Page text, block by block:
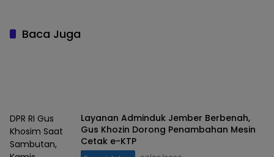
Baca Juga
DPR RI Gus
Khosim Saat
Sambutan,
Layanan Adminduk Jember Berbenah,
Gus Khozin Dorong Penambahan Mesin
Cetak e-KTP